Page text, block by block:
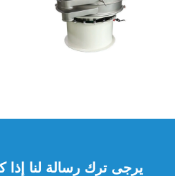
يرجى ترك رسالة لنا إذا